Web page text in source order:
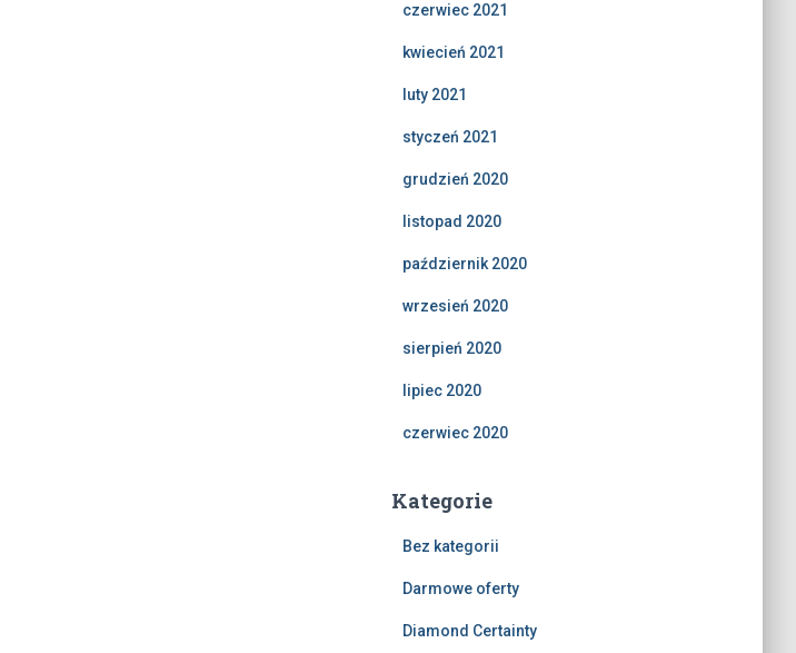
czerwiec 2021
kwiecień 2021
luty 2021
styczeń 2021
grudzień 2020
listopad 2020
październik 2020
wrzesień 2020
sierpień 2020
lipiec 2020
czerwiec 2020
Kategorie
Bez kategorii
Darmowe oferty
Diamond Certainty